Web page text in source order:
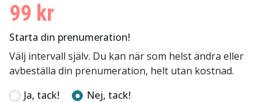
99 kr
Starta din prenumeration!
Välj intervall själv. Du kan när som helst ändra eller
avbeställa din prenumeration, helt utan kostnad.
Ja, tack!
Nej, tack!